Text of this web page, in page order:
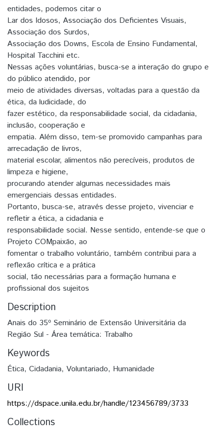
entidades, podemos citar o
Lar dos Idosos, Associação dos Deficientes Visuais,
Associação dos Surdos,
Associação dos Downs, Escola de Ensino Fundamental,
Hospital Tacchini etc.
Nessas ações voluntárias, busca-se a interação do grupo e
do público atendido, por
meio de atividades diversas, voltadas para a questão da
ética, da ludicidade, do
fazer estético, da responsabilidade social, da cidadania,
inclusão, cooperação e
empatia. Além disso, tem-se promovido campanhas para
arrecadação de livros,
material escolar, alimentos não perecíveis, produtos de
limpeza e higiene,
procurando atender algumas necessidades mais
emergenciais dessas entidades.
Portanto, busca-se, através desse projeto, vivenciar e
refletir a ética, a cidadania e
responsabilidade social. Nesse sentido, entende-se que o
Projeto COMpaixão, ao
fomentar o trabalho voluntário, também contribui para a
reflexão crítica e a prática
social, tão necessárias para a formação humana e
profissional dos sujeitos
Description
Anais do 35º Seminário de Extensão Universitária da
Região Sul - Área temática: Trabalho
Keywords
Ética, Cidadania, Voluntariado, Humanidade
URI
https://dspace.unila.edu.br/handle/123456789/3733
Collections